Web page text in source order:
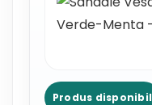
Produs disponibil